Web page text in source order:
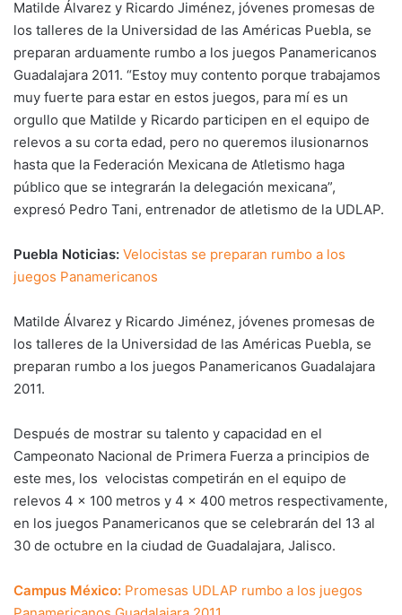
Matilde Álvarez y Ricardo Jiménez, jóvenes promesas de
los talleres de la Universidad de las Américas Puebla, se
preparan arduamente rumbo a los juegos Panamericanos
Guadalajara 2011. “Estoy muy contento porque trabajamos
muy fuerte para estar en estos juegos, para mí es un
orgullo que Matilde y Ricardo participen en el equipo de
relevos a su corta edad, pero no queremos ilusionarnos
hasta que la Federación Mexicana de Atletismo haga
público que se integrarán la delegación mexicana”,
expresó Pedro Tani, entrenador de atletismo de la UDLAP.
Puebla Noticias: Velocistas se preparan rumbo a los
juegos Panamericanos
Matilde Álvarez y Ricardo Jiménez, jóvenes promesas de
los talleres de la Universidad de las Américas Puebla, se
preparan rumbo a los juegos Panamericanos Guadalajara
2011.
Después de mostrar su talento y capacidad en el
Campeonato Nacional de Primera Fuerza a principios de
este mes, los velocistas competirán en el equipo de
relevos 4 x 100 metros y 4 x 400 metros respectivamente,
en los juegos Panamericanos que se celebrarán del 13 al
30 de octubre en la ciudad de Guadalajara, Jalisco.
Campus México: Promesas UDLAP rumbo a los juegos